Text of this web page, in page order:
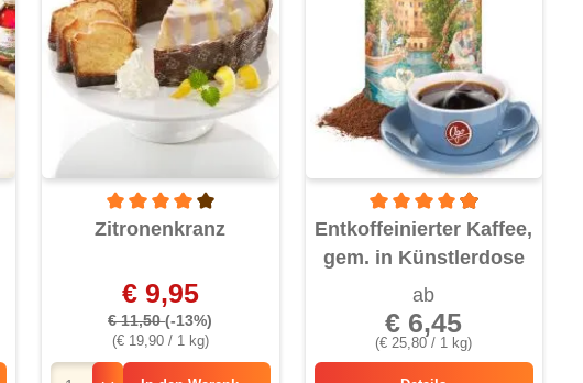
Durchschnittliche Bewertung von 4 von 5 Sternen
Zitronenkranz
(€ 19,90 / 1 kg)
€ 9,95
€ 11,50(-13%)
Durchschnittliche Bewertung
Entkoffeinierter Kaffee,
gem. in Künstlerdose
(€ 25,80 / 1 kg)
ab
€ 6,45